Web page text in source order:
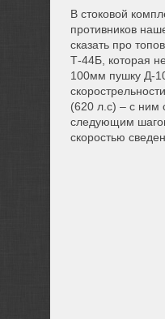
В стоковой
противников
сказать про
Т-44Б, которая
100мм пушку Д-
(620 л.с) – с ним
следующим
скоростью